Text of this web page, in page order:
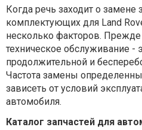
Когда речь заходит о замене
комплектующих для Land
несколько факторов. Прежде
техническое обслуживание -
продолжительной и
Частота замены
зависеть от условий
автомобиля.
Каталог запчастей для